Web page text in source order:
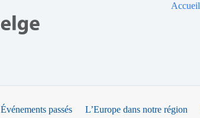
Accueil
Événements passés L’Europe dans notre région